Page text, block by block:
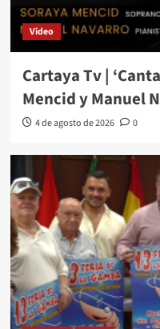
Video
Cartaya Tv |
Mencid y Manuel
4 de agosto de 2026 0